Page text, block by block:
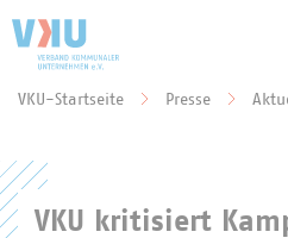
VKU-Startseite Presse
VKU kritisiert